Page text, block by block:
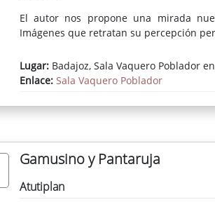
El autor nos propone una mirada
Imágenes que retratan su percepción
Lugar:Badajoz, Sala Vaquero Poblador
Enlace: Sala Vaquero Poblador
Gamusino y Pantaruja
Atutiplan